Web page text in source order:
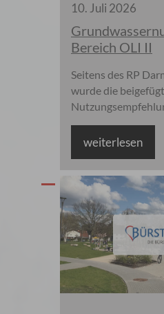
10.Juli 2026
Bereich OLI II
Seitens des RP
wurde die
erlassen mit der
über unsere Kanäle
weiterlesen